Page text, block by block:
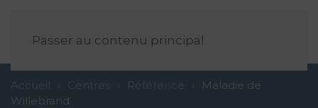
Passer au contenu principal
Maladie de
Willebrand